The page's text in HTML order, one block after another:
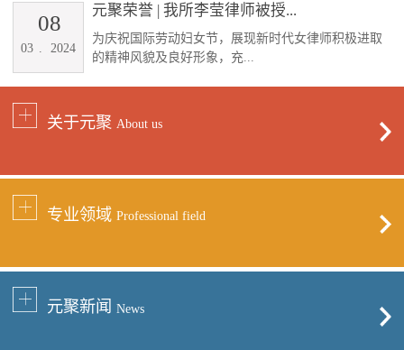
元聚荣誉 | 我所李莹律师被授...
为庆祝国际劳动妇女节，展现新时代女律师积极进取
的精神风貌及良好形象，充...
03 2024
08
关于元聚 About us
专业领域 Professional field
元聚新闻 News